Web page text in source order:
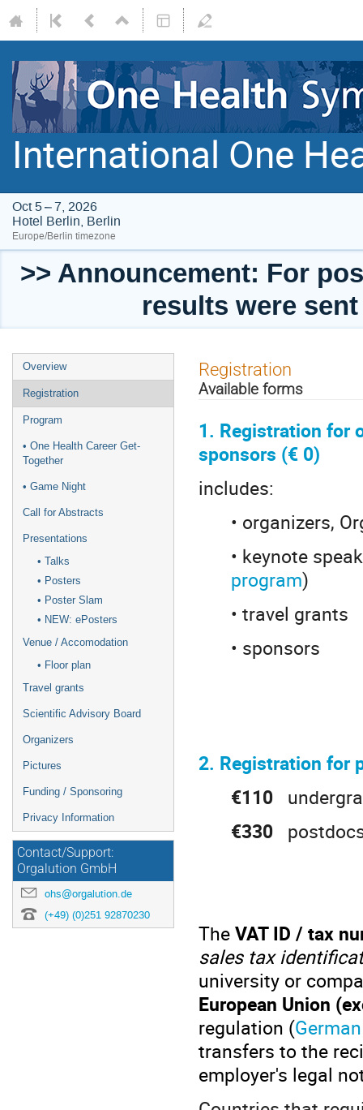
International One
Oct 5 – 7, 2026
Hotel Berlin, Berlin
Europe/Berlin timezone
>> Announcement: For
results were
Event
menu
Overview
Registration
Program
• One Health Career Get-
Together
• Game Night
Call for Abstracts
Presentations
• Talks
• Posters
• Poster Slam
• NEW: ePosters
Venue / Accomodation
• Floor plan
Travel grants
Scientific Advisory Board
Organizers
Pictures
Funding / Sponsoring
Privacy Information
Contact/Support:
Orgalution GmbH
ohs@orgalution.de
(+49) (0)251 92870230
Registration
Available forms
1. Registration for
sponsors (€ 0)
includes:
• organizers,
• keynote
program)
• travel grants
• sponsors
2. Registration for
€110
€330
TheVAT ID / tax
sales tax
university or
European Union
regulation (
transfers to the
employer's legal